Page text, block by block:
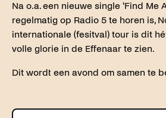
Na o.a. een nieuwe single 'Find Me
regelmatig op Radio 5 te horen is,
internationale (fesitval) tour is dit
volle glorie in de Effenaar te zien.
Dit wordt een avond om samen te